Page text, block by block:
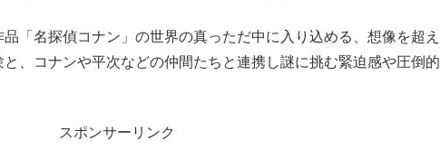
「名探偵コナン」の世界の真っただ中に入り込める、想像を超え
、コナンや平次などの仲間たちと連携し謎に挑む緊迫感や圧倒的
スポンサーリンク